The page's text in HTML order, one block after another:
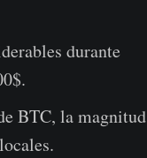
durante
BTC, la magnitud